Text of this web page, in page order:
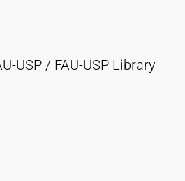
USP / FAU-USP Library